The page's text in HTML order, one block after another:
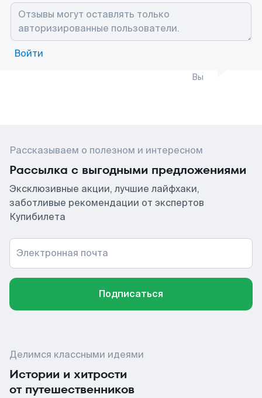
Войти
Вы
Рассказываем о полезном и интересном
Рассылка с выгодными предложениями
Эксклюзивные акции, лучшие лайфхаки,
заботливые рекомендации от экспертов
Купибилета
Электронная почта
Подписаться
Делимся классными идеями
Истории и хитрости
от путешественников